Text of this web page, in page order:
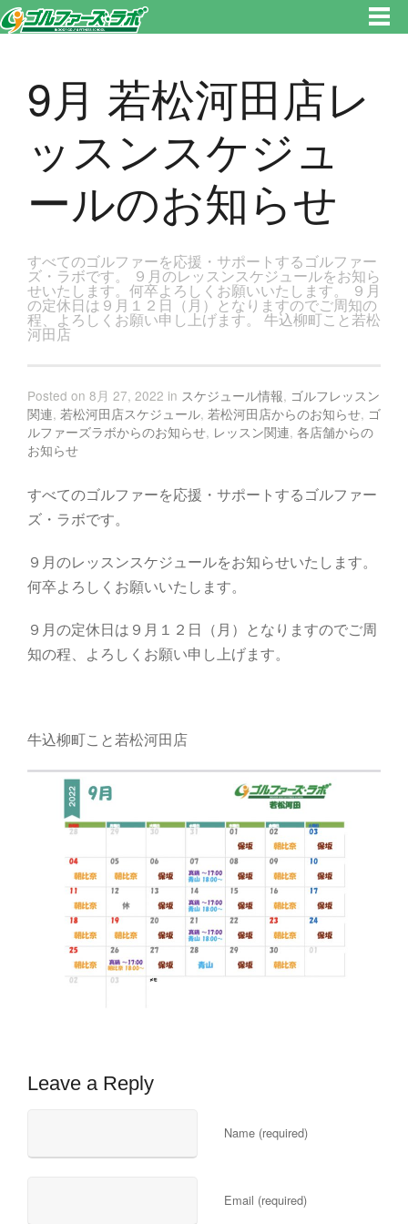
す。新宿区、若松河田で気軽にゴルフレッスン！
9月 若松河田店レ
ッスンスケジュ
ールのお知らせ
すべてのゴルファーを応援・サポートするゴルファー
ズ・ラボです。 ９月のレッスンスケジュールをお知ら
せいたします。何卒よろしくお願いいたします。 ９月
の定休日は９月１２日（月）となりますのでご周知の
程、よろしくお願い申し上げます。 牛込柳町こと若松
河田店
Posted on 8月 27, 2022 in スケジュール情報, ゴルフレッスン
関連, 若松河田店スケジュール, 若松河田店からのお知らせ, ゴ
ルファーズラボからのお知らせ, レッスン関連, 各店舗からの
お知らせ
すべてのゴルファーを応援・サポートするゴルファー
ズ・ラボです。
９月のレッスンスケジュールをお知らせいたします。
何卒よろしくお願いいたします。
９月の定休日は９月１２日（月）となりますのでご周
知の程、よろしくお願い申し上げます。
牛込柳町こと若松河田店
Leave a Reply
Name (required)
Email (required)